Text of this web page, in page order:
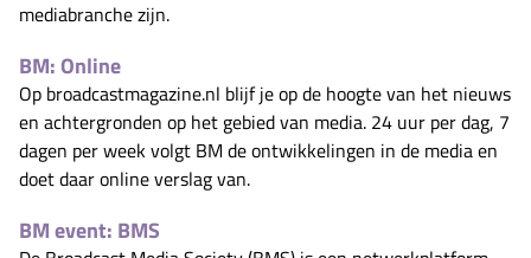
mediabranche zijn.
BM: Online
Op broadcastmagazine.nl blijf je op de hoogte van het nieuws
en achtergronden op het gebied van media. 24 uur per dag, 7
dagen per week volgt BM de ontwikkelingen in de media en
doet daar online verslag van.
BM event: BMS